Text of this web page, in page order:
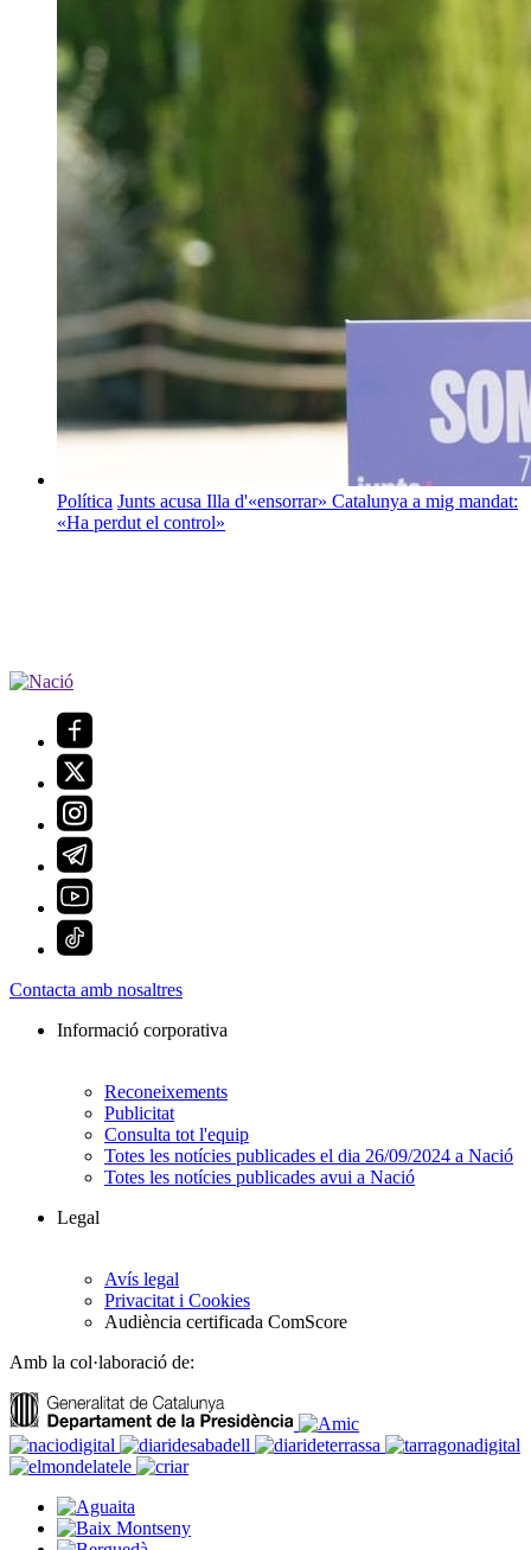
Política Junts acusa Illa d'«ensorrar» Catalunya a mig mandat:
«Ha perdut el control»
Contacta amb nosaltres
Informació corporativa
Reconeixements
Publicitat
Consulta tot l'equip
Totes les notícies publicades el dia 26/09/2024 a Nació
Totes les notícies publicades avui a Nació
Legal
Avís legal
Privacitat i Cookies
Audiència certificada ComScore
Amb la col·laboració de: